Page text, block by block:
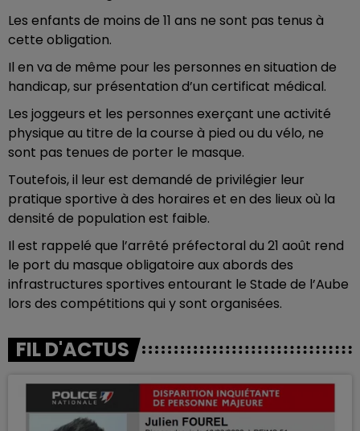
Les enfants de moins de 11 ans ne sont pas tenus à
cette obligation.
Il en va de même pour les personnes en situation de
handicap, sur présentation d’un certificat médical.
Les joggeurs et les personnes exerçant une activité
physique au titre de la course à pied ou du vélo, ne
sont pas tenues de porter le masque.
Toutefois, il leur est demandé de privilégier leur
pratique sportive à des horaires et en des lieux où la
densité de population est faible.
Il est rappelé que l’arrêté préfectoral du 21 août rend
le port du masque obligatoire aux abords des
infrastructures sportives entourant le Stade de l’Aube
lors des compétitions qui y sont organisées.
FIL D'ACTUS